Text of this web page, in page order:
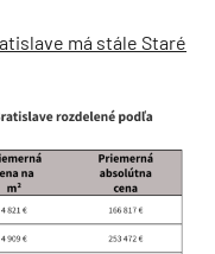
má stále Staré